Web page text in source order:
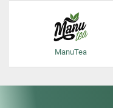
ManuTea